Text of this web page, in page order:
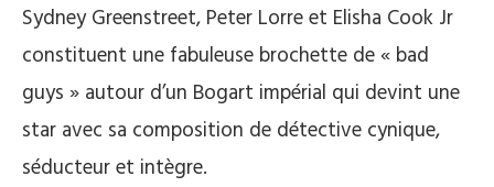
Sydney Greenstreet, Peter Lorre et Elisha Cook Jr
constituent une fabuleuse brochette de « bad
guys » autour d’un Bogart impérial qui devint une
star avec sa composition de détective cynique,
séducteur et intègre.